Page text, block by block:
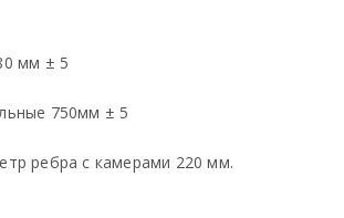
мм ± 5
750мм ± 5
ребра с камерами 220 мм.